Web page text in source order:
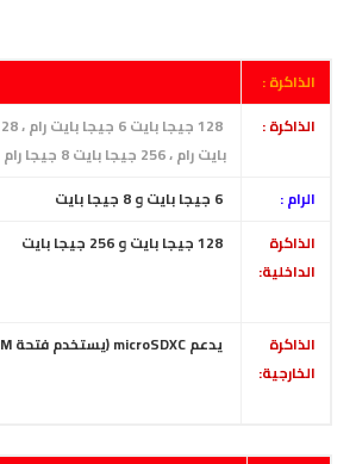
الذاكرة :
الذاكرة :
بايت رام ، 256 جيجا بايت 8 جيجا رام
الرام :
الذاكرة
الداخلية:
الذاكرة
الخارجية:
يدعم microSDXC (يستخدم فتحة SIM مشتركة)